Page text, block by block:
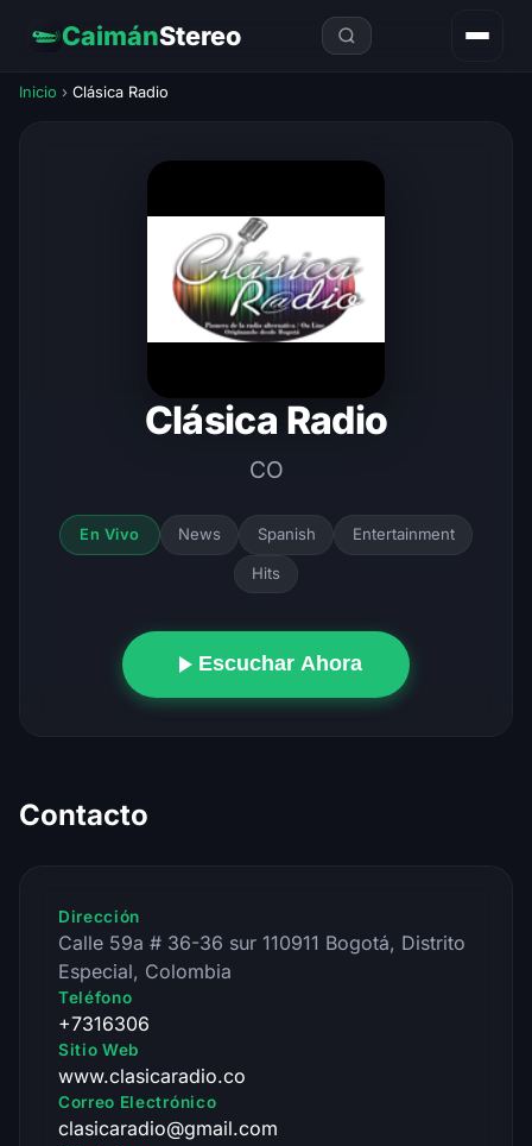
CaimánStereo
Inicio › Clásica Radio
Clásica Radio
CO
En Vivo News Spanish Entertainment
Hits
Escuchar Ahora
Contacto
Dirección
Calle 59a # 36-36 sur 110911 Bogotá, Distrito
Especial, Colombia
Teléfono
+7316306
Sitio Web
www.clasicaradio.co
Correo Electrónico
clasicaradio@gmail.com